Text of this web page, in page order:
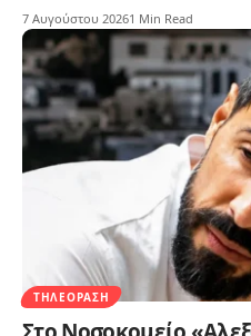
7 Αυγούστου 20261 Min Read
ΤΗΛΕΌΡΑΣΗ